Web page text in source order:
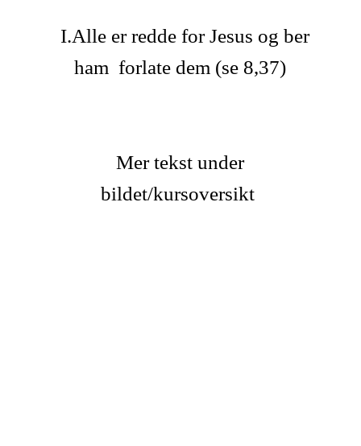
I.Alle er redde for Jesus og ber
ham forlate dem (se 8,37)
Mer tekst under
bildet/kursoversikt